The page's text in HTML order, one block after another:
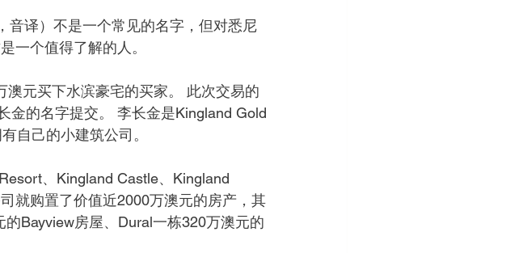
音译）不是一个常见的名字，但对悉尼
一个值得了解的人。
元买下水滨豪宅的买家。 此次交易的
金的名字提交。 李长金是Kingland Gold
自己的小建筑公司。
、Kingland Castle、Kingland
就购置了价值近2000万澳元的房产，其
Bayview房屋、Dural一栋320万澳元的